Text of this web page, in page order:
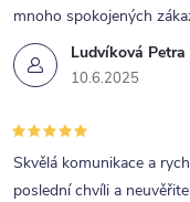
Ludvíková Petra
10.6.2025
mnoho spokojených
Skvělá komunikace a
poslední chvíli a